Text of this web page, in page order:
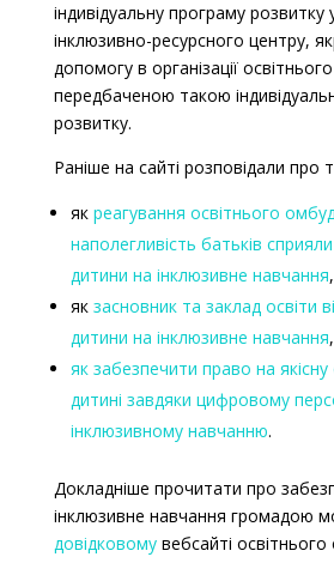
індивідуальну програму розвитку
інклюзивно-ресурсного центру,
допомогу в організації
передбаченою такою
розвитку.
Раніше на сайті розповідали про
як реагування освітнього
наполегливість батьків
дитини на інклюзивне навчання,
як засновник та заклад освіти
дитини на інклюзивне навчання,
як забезпечити право на якісну
дитині завдяки цифровому
інклюзивному навчанню.
Докладніше прочитати про
інклюзивне навчання громадою
довідковому вебсайті